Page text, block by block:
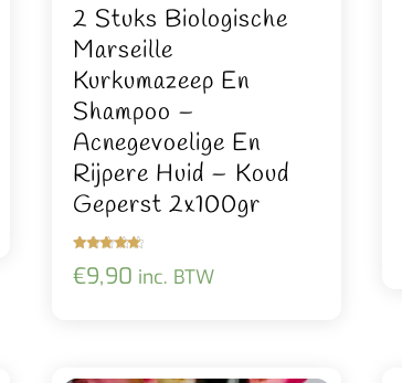
2 Stuks Biologische
Marseille
Kurkumazeep En
Shampoo –
Acnegevoelige En
Rijpere Huid – Koud
Geperst 2x100gr
d
5.00
€9,90 inc. BTW